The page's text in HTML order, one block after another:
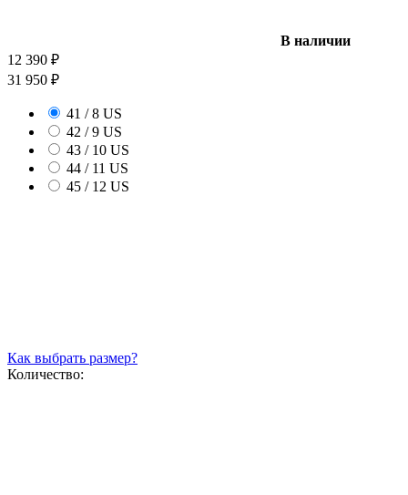
В наличии
12 390 ₽
31 950 ₽
41 / 8 US
42 / 9 US
43 / 10 US
44 / 11 US
45 / 12 US
Как выбрать размер?
Количество: